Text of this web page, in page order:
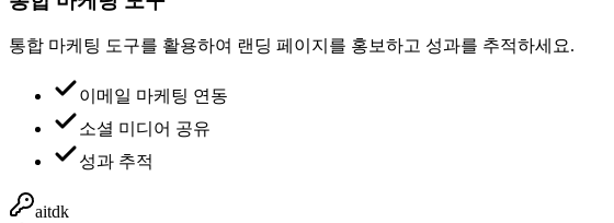
통합 마케팅 도구를 활용하여 랜딩 페이지를 홍보하고 성과를 추적하세요.
이메일 마케팅 연동
소셜 미디어 공유
성과 추적
aitdk